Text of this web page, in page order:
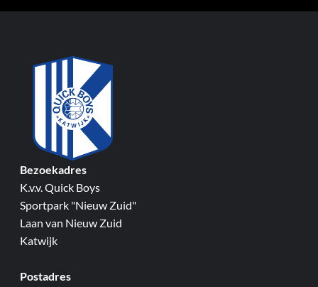
Bezoekadres
K.v.v. Quick Boys
Sportpark "Nieuw Zuid"
Laan van Nieuw Zuid
Katwijk
Postadres